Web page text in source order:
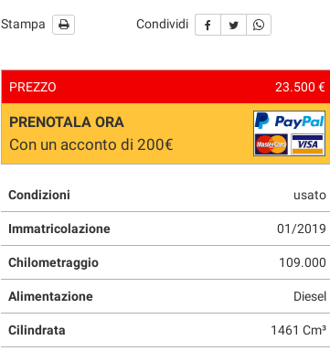
Stampa Condividi
PREZZO 23.500 €
PRENOTALA ORA
Con un acconto di 200€
Condizioni usato
Immatricolazione 01/2019
Chilometraggio 109.000
Alimentazione Diesel
Cilindrata 1461 Cm³